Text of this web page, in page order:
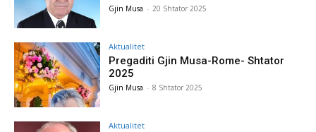
Gjin Musa - 20 Shtator 2025
Aktualitet
Pregaditi Gjin Musa-Rome- Shtator
2025
Gjin Musa - 8 Shtator 2025
Aktualitet